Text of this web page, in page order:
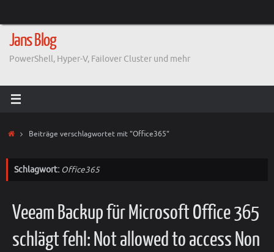
springen
Jans Blog
PowerShell, Hyper-V, Failover Cluster und mehr
StartBeiträge verschlagwortet mit "Office365"
Schlagwort: Office365
Veeam Backup für Microsoft Office 365
schlägt fehl: Not allowed to access Non